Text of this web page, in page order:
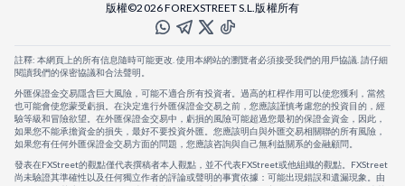
版權©2026 FOREXSTREET S.L.版權所有
註釋: 本網頁上的所有信息隨時可能更改. 使用本網站的瀏覽者必須接受我們的用戶協議. 請仔細
閱讀我們的保密協議和合法聲明。
外匯保證金交易隱含巨大風險，可能不適合所有投資者。過高的杠桿作用可以使您獲利，當然
也可能會使您蒙受虧損。在決定進行外匯保證金交易之前，您應該謹慎考慮您的投資目的，經
驗等級和冒險欲望。在外匯保證金交易中，虧損的風險可能超過您最初的保證金資金，因此，
如果您不能承擔資金的損失，最好不要投資外匯。您應該明白與外匯交易相關聯的所有風險，
如果您有任何外匯保證金交易方面的問題，您應該咨詢與自己無利益關系的金融顧問。
發表在FXStreet的觀點僅代表撰稿者本人觀點，並不代表FXStreet或他組織的觀點。FXStreet
尚未驗證其準確性以及任何獨立作者的評論或聲明的事實依據：可能出現錯誤和遺漏現象。由